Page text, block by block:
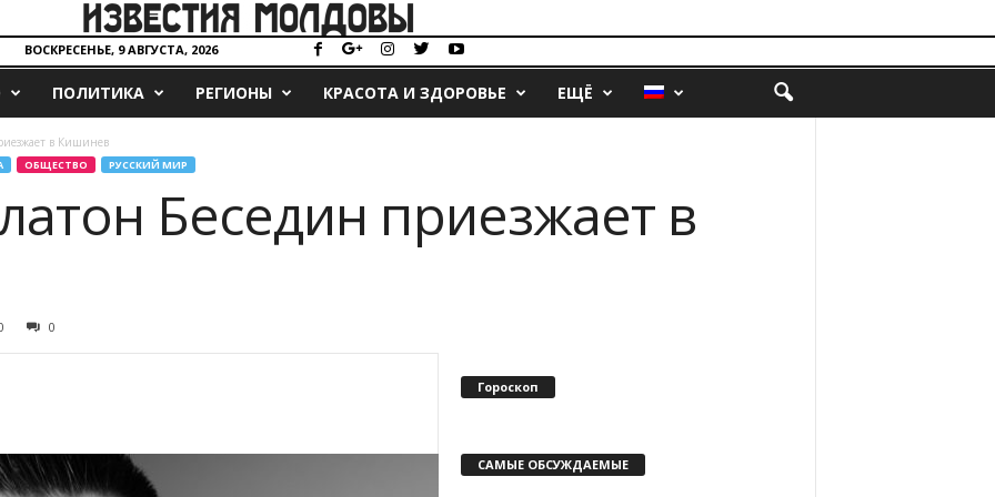
ВОСКРЕСЕНЬЕ, 9 АВГУСТА, 2026
ПОЛИТИКА РЕГИОНЫ КРАСОТА И ЗДОРОВЬЕ ЕЩЁ
в Кишинев
ОБЩЕСТВО РУССКИЙ МИР
Беседин приезжает в
0
Гороскоп
САМЫЕ ОБСУЖДАЕМЫЕ